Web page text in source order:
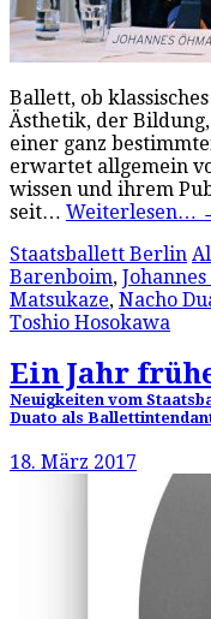
Ballett, ob
Ästhetik, der
einer ganz
erwartet allgemein
wissen und ihrem
seit… Weiterlesen…
Staatsballett Berlin
Barenboim,
Matsukaze, Nacho
Toshio Hosokawa
Ein Jahr
Neuigkeiten vom
Duato als
18. März 2017